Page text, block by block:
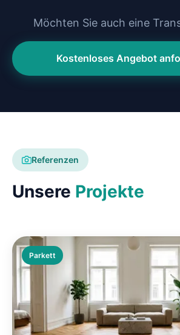
Möchten Sie auch eine
Kostenloses Angebot
Referenzen
Unsere Projekte
Parkett